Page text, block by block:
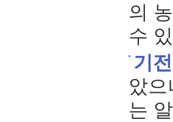
의
수
기전
았
는